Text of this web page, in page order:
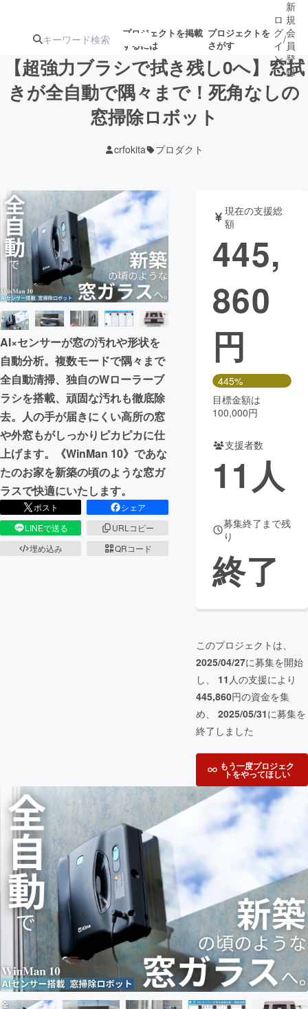
プロジェクトを掲載
するには
プロジェクトを
さがす
注目のリ 注目の新着プロ募集終了が近いプ
テクノロジー・ガジェット
映像・映画 書籍・雑誌
ビジネス・起業 チャレンジ
まちづくり・地域活性化
CAMPFIRE for Social Good
CAMPFIRE Creation
CAMPFIREふるさと納税machi-ya コミュニティ
ロ
グ
イ
ン
/
新
規
会
員
登
録
【超強力ブラシで拭き残し0へ】窓拭
きが全自動で隅々まで！死角なしの
窓掃除ロボット
crfokita プロダクト
AI×センサーが窓の汚れや形状を
自動分析。複数モードで隅々まで
全自動清掃、独自のWローラーブ
ラシを搭載、頑固な汚れも徹底除
去。人の手が届きにくい高所の窓
や外窓もがしっかりピカピカに仕
上げます。《WinMan 10》であな
たのお家を新築の頃のような窓ガ
ラスで快適にいたします。
ポスト
シェア
LINEで送る
URLコピー
埋め込み
QRコード
現在の支援総
額
445,
860
円
445%
目標金額は
100,000円
支援者数
11 人
募集終了まで残
り
終了
このプロジェクトは、
2025/04/27に募集を開始
し、 11 人の支援により
445,860円の資金を集
め、 2025/05/31に募集を
終了しました
もう一度プロジェク
トをやってほしい